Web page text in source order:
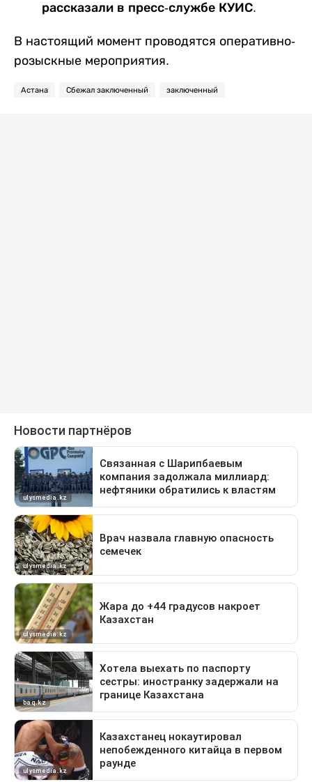
рассказали в пресс-службе КУИС.
В настоящий момент проводятся оперативно-
розыскные мероприятия.
Астана Сбежал заключенный заключенный